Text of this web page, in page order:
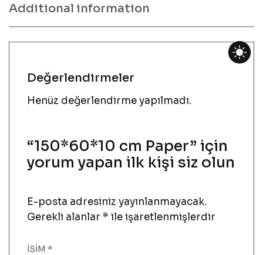
Additional information
Değerlendirmeler
Henüz değerlendirme yapılmadı.
“150*60*10 cm Paper” için
yorum yapan ilk kişi siz olun
E-posta adresiniz yayınlanmayacak.
Gerekli alanlar * ile işaretlenmişlerdir
İSIM *